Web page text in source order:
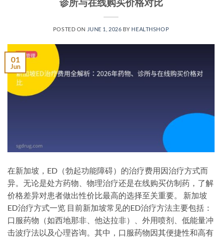
POSTED ON JUNE 1, 2026 BY HEALTHSHOP
01
Jun
在新加坡，ED（勃起功能障碍）的治疗费用因治疗方式而
异。无论是处方药物、物理治疗还是在线购买仿制药，了解
价格差异对患者做出性价比最高的选择至关重要。 新加坡
ED治疗方式一览 目前新加坡常见的ED治疗方法主要包括：
口服药物（如西地那非、他达拉非）、外用喷剂、低能量冲
击波疗法以及心理咨询。其中，口服药物因其便捷性和高有